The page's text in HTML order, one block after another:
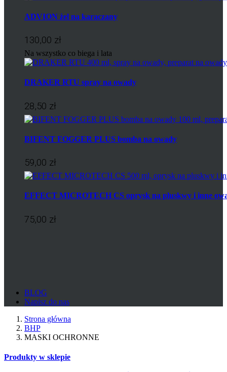
ADVION żel na karaczany
130,00 zł
Na wszystko co biega i lata
DRAKER RTU spray na owady
28,50 zł
BIFENT FOGGER PLUS bomba na owady
59,00 zł
EFFECT MICROTECH CS oprysk na pluskwy i inne
75,00 zł
BLOG
Napisz do nas
Strona główna
BHP
MASKI OCHRONNE
Produkty w sklepie